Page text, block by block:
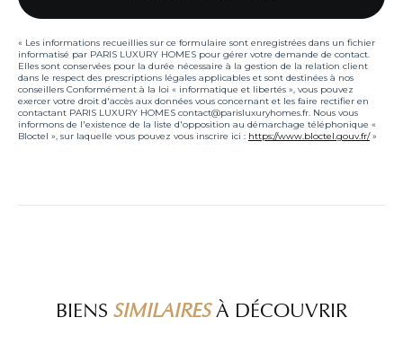
« Les informations recueillies sur ce formulaire sont enregistrées dans un fichier
informatisé par PARIS LUXURY HOMES pour gérer votre demande de contact.
Elles sont conservées pour la durée nécessaire à la gestion de la relation client
dans le respect des prescriptions légales applicables et sont destinées à nos
conseillers Conformément à la loi « informatique et libertés », vous pouvez
exercer votre droit d'accès aux données vous concernant et les faire rectifier en
contactant PARIS LUXURY HOMES contact@parisluxuryhomes.fr. Nous vous
informons de l'existence de la liste d'opposition au démarchage téléphonique «
Bloctel », sur laquelle vous pouvez vous inscrire ici : https://www.bloctel.gouv.fr/»
BIENS SIMILAIRESÀ DÉCOUVRIR